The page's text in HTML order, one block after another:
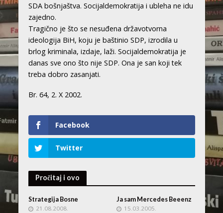
SDA bošnjaštva. Socijaldemokratija i ubleha ne idu
zajedno.
Tragično je što se nesuđena državotvorna
ideologija BiH, koju je baštinio SDP, izrodila u
brlog kriminala, izdaje, laži. Socijaldemokratija je
danas sve ono što nije SDP. Ona je san koji tek
treba dobro zasanjati.
Br. 64, 2. X 2002.
Facebook
Twitter
Pročitaj i ovo
Strategija Bosne
21.08.2008.
Ja sam Mercedes Beeenz
15.03.2005.